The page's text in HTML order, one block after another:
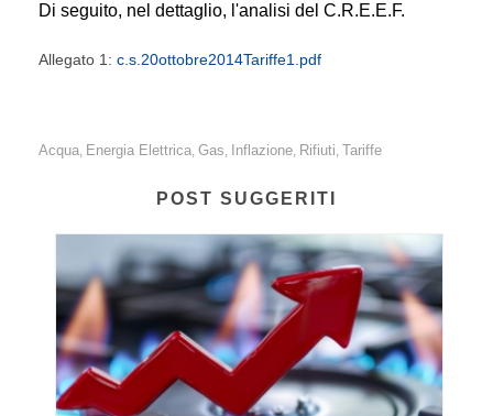
Di seguito, nel dettaglio, l'analisi del C.R.E.E.F.
Allegato 1: c.s.20ottobre2014Tariffe1.pdf
Acqua, Energia Elettrica, Gas, Inflazione, Rifiuti, Tariffe
POST SUGGERITI